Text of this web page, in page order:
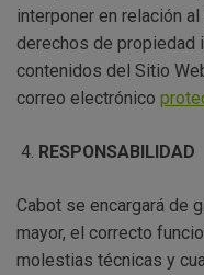
interponer en relación
derechos de propiedad
contenidos del Sitio
correo electrónico
RESPONSABILIDAD
Cabot se encargará de
mayor, el correcto
molestias técnicas y